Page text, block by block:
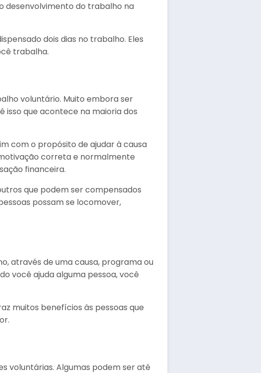
desenvolvimento do trabalho na
dois dias no trabalho. Eles
trabalha.
voluntário. Muito embora ser
que acontece na maioria dos
com o propósito de ajudar à causa
correta e normalmente
financeira.
que podem ser compensados
possam se locomover,
através de uma causa, programa ou
você ajuda alguma pessoa, você
muitos benefícios às pessoas que
voluntárias. Algumas podem ser até